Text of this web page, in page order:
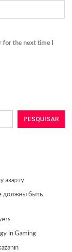
for the next time I
PESQUISAR
азарту
должны быть
in Gaming